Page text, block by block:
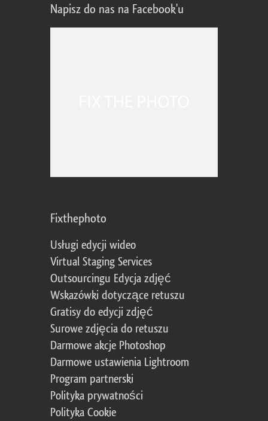
Napisz do nas na Facebook'u
Fixthephoto
Usługi edycji wideo
Virtual Staging Services
Outsourcingu Edycja zdjęć
Wskazówki dotyczące retuszu
Gratisy do edycji zdjęć
Surowe zdjęcia do retuszu
Darmowe akcje Photoshop
Darmowe ustawienia Lightroom
Program partnerski
Polityka prywatności
Polityka Cookie